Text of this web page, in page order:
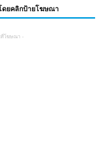
ดยคลิกป้ายโฆษณา
ที่โฆษณา -